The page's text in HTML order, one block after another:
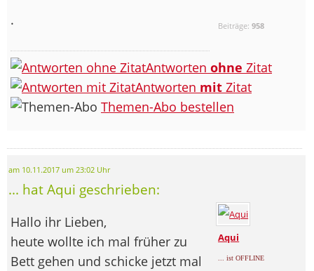
Beiträge:958
.
Antworten ohne Zitat
Antworten mit Zitat
Themen-Abo bestellen
am 10.11.2017 um 23:02 Uhr
... hat Aqui geschrieben:
Aqui
... ist OFFLINE
Hallo ihr Lieben,
heute wollte ich mal früher zu
Bett gehen und schicke jetzt mal